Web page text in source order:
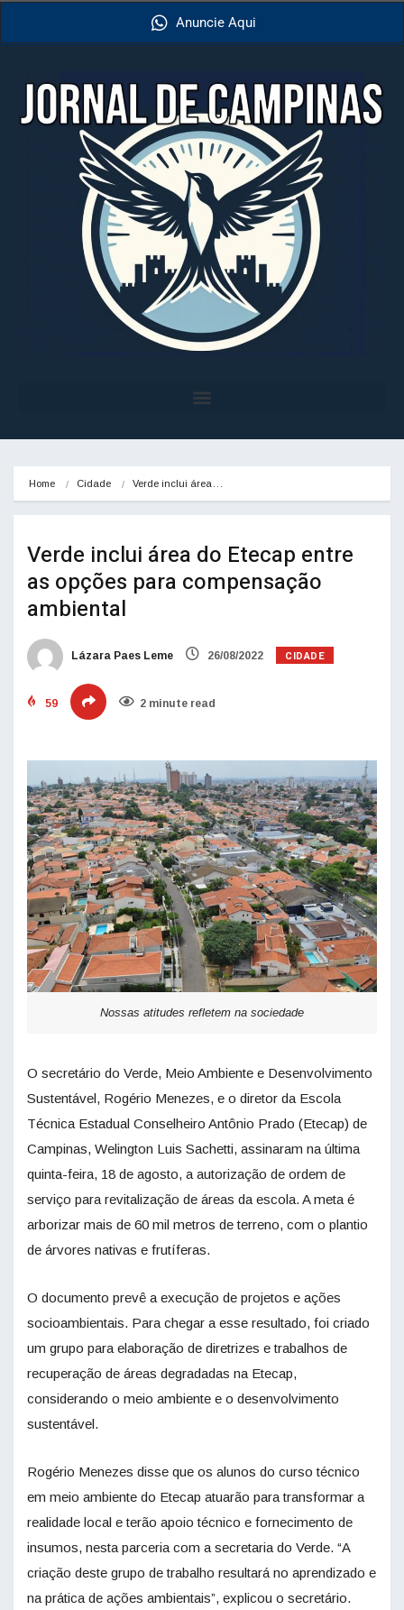
Anuncie Aqui
Home Cidade Verde inclui área…
Verde inclui área do Etecap entre
as opções para compensação
ambiental
Lázara Paes Leme 26/08/2022 CIDADE
59 2 minute read
Nossas atitudes refletem na sociedade
O secretário do Verde, Meio Ambiente e Desenvolvimento
Sustentável, Rogério Menezes, e o diretor da Escola
Técnica Estadual Conselheiro Antônio Prado (Etecap) de
Campinas, Welington Luis Sachetti, assinaram na última
quinta-feira, 18 de agosto, a autorização de ordem de
serviço para revitalização de áreas da escola. A meta é
arborizar mais de 60 mil metros de terreno, com o plantio
de árvores nativas e frutíferas.
O documento prevê a execução de projetos e ações
socioambientais. Para chegar a esse resultado, foi criado
um grupo para elaboração de diretrizes e trabalhos de
recuperação de áreas degradadas na Etecap,
considerando o meio ambiente e o desenvolvimento
sustentável.
Rogério Menezes disse que os alunos do curso técnico
em meio ambiente do Etecap atuarão para transformar a
realidade local e terão apoio técnico e fornecimento de
insumos, nesta parceria com a secretaria do Verde. “A
criação deste grupo de trabalho resultará no aprendizado e
na prática de ações ambientais”, explicou o secretário.